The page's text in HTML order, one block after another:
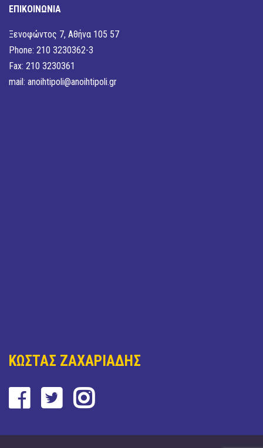
ΕΠΙΚΟΙΝΩΝΙΑ
Ξενοφώντος 7, Αθήνα 105 57
Phone: 210 3230362-3
Fax: 210 3230361
mail: anoihtipoli@anoihtipoli.gr
ΚΩΣΤΑΣ ΖΑΧΑΡΙΑΔΗΣ